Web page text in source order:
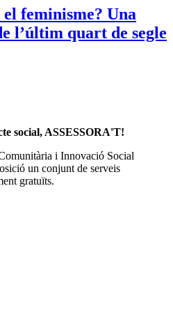
feminisme? Una
l’últim quart de segle
social, ASSESSORA'T!
i Innovació Social
un conjunt de serveis
gratuïts.